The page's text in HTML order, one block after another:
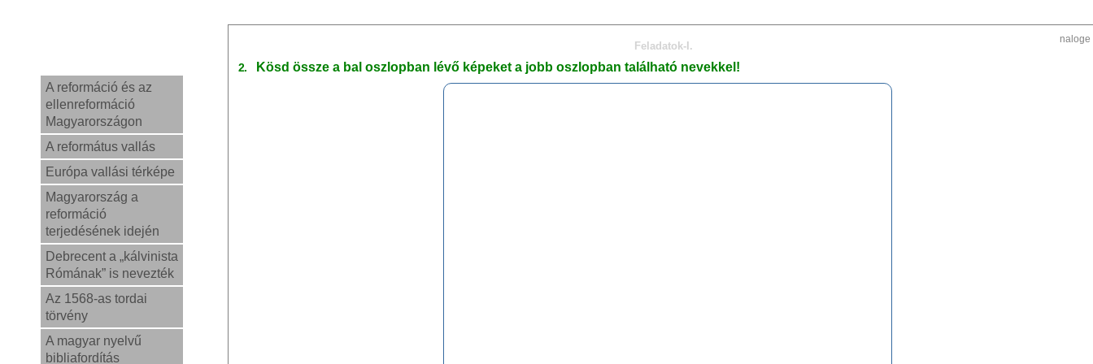
A reformáció és az
ellenreformáció
Magyarországon
A református vallás
Európa vallási térképe
Magyarország a
reformáció
terjedésének idején
Debrecent a „kálvinista
Rómának” is nevezték
Az 1568-as tordai
törvény
A magyar nyelvű
bibliafordítás
naloge
Feladatok-I.
2. Kösd össze a bal oszlopban lévő képeket a jobb oszlopban található nevekkel!